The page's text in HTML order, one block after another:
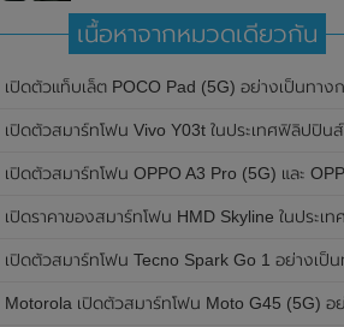
เนื้อหาจากหมวดเดียวกัน
เปิดตัวแท็บเล็ต POCO Pad (5G) อย่างเป็นทางการแล้วในประเทศอินเดีย มาพร้อมชิปเซ็ต Snapdragon 7s Gen 2 ของ Qualcomm และ
เปิดตัวสมาร์ทโฟน Vivo Y03t ในประเทศฟิลิปปินส์อย่างเป็นทางการแล้ว มาพร้อมชิปเซ็ต Unisoc T612 , กล้องหลัง ความละเอียด 13MP , แบตเตอรี่ 5,000mAh และหน้าจ
เปิดตัวสมาร์ทโฟน OPPO A3 Pro (5G) และ OPPO A3x ในประเทศไทยอย่างเป็นทางการแล้ว ในราคาเริ่มต้น
เปิดราคาของสมาร์ทโฟน HMD Skyline ในประเทศไทยอย่างเป็นทางการแล้ว ราคา
เปิดตัวสมาร์ทโฟน Tecno Spark Go 1 อย่างเป็นทางการแล้ว มาพร้อมหน้าจอแสดงผล LCD / 120Hz , แบตเตอรี่ 5,000mAh และ
Motorola เปิดตัวสมาร์ทโฟน Moto G45 (5G) อย่างเป็นทางการแล้